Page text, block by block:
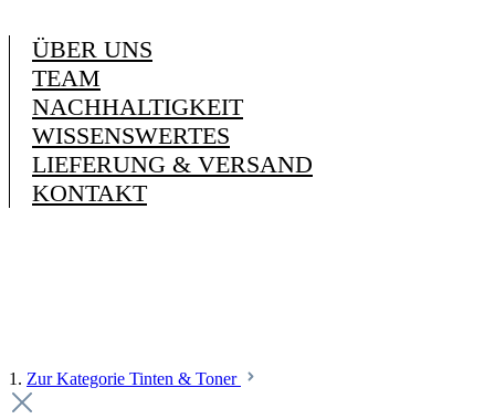
ÜBER UNS
TEAM
NACHHALTIGKEIT
WISSENSWERTES
LIEFERUNG & VERSAND
KONTAKT
1. Zur Kategorie Tinten & Toner